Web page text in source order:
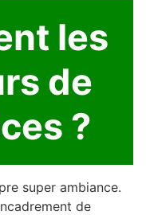
les
de
?
super ambiance.
de